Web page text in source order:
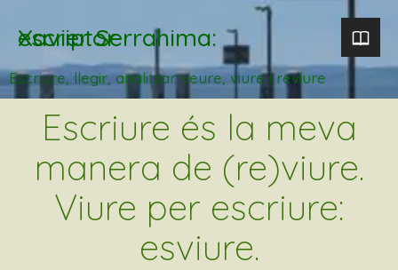
Xavier Serrahima: escriptor
Escriure, llegir, analitzar. veure, viure i reviure
Escriure és la meva
manera de (re)viure.
Viure per escriure:
esviure.